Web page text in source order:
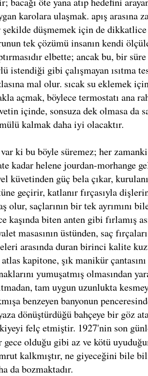
karolara ulaşmak. apış arasına
düşmemek için de
tek çözümü insanın kendi
elbette; ancak bu, bir
istendiği gibi çalışmayan ısıtma
mal olur. sıcak su eklemek
açmak, böylece termostatı ana
içinde, sonsuza dek olmasa da
kalmak daha iyi olacaktır.
ki bu böyle süremez; her
kadar helene jourdan-morhange
küvetinden güç bela çıkar,
geçirir, katlanır fırçasıyla
olur, saçlarının bir tek ayrımını
kaşında biten anten gibi fırlamış
masasının üstünden, saç
arasında duran birinci kalite
kapitone, şık manikür
yumuşatmış olmasından
tam uygun uzunlukta
benzeyen banyonun
dönüştürdüğü bahçeye bir göz
felç etmiştir. 1927'nin son
gece olduğu gibi az ve kötü
kalkmıştır, ne giyeceğini bile
da bozmaktadır.